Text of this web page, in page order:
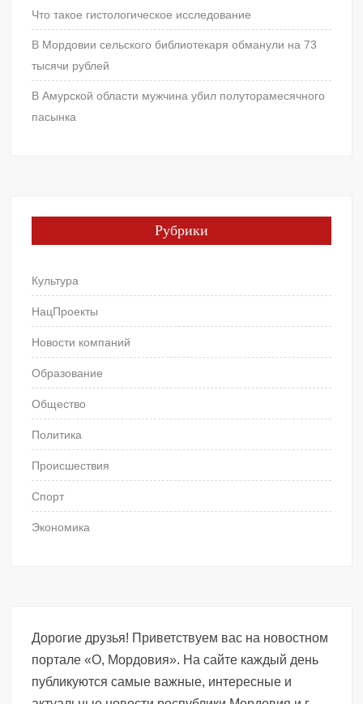
Что такое гистологическое исследование
В Мордовии сельского библиотекаря обманули на 73
тысячи рублей
В Амурской области мужчина убил полуторамесячного
пасынка
Рубрики
Культура
НацПроекты
Новости компаний
Образование
Общество
Политика
Происшествия
Спорт
Экономика
Дорогие друзья! Приветствуем вас на новостном
портале «О, Мордовия». На сайте каждый день
публикуются самые важные, интересные и